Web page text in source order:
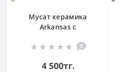
Мусат керамика
Arkansas с
0
4 500тг.